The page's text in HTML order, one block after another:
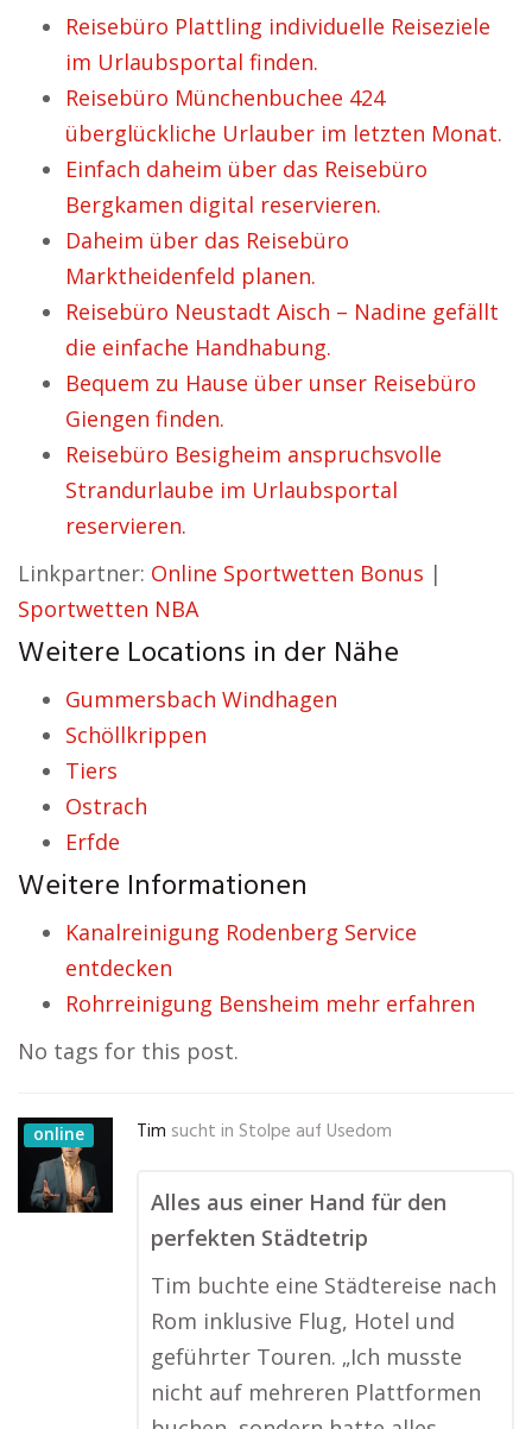
Reisebüro Plattling individuelle Reiseziele
im Urlaubsportal finden.
Reisebüro Münchenbuchee 424
überglückliche Urlauber im letzten Monat.
Einfach daheim über das Reisebüro
Bergkamen digital reservieren.
Daheim über das Reisebüro
Marktheidenfeld planen.
Reisebüro Neustadt Aisch – Nadine gefällt
die einfache Handhabung.
Bequem zu Hause über unser Reisebüro
Giengen finden.
Reisebüro Besigheim anspruchsvolle
Strandurlaube im Urlaubsportal
reservieren.
Linkpartner: Online Sportwetten Bonus |
Sportwetten NBA
Weitere Locations in der Nähe
Gummersbach Windhagen
Schöllkrippen
Tiers
Ostrach
Erfde
Weitere Informationen
Kanalreinigung Rodenberg Service
entdecken
Rohrreinigung Bensheim mehr erfahren
No tags for this post.
online Tim sucht in Stolpe auf Usedom
Alles aus einer Hand für den
perfekten Städtetrip
Tim buchte eine Städtereise nach
Rom inklusive Flug, Hotel und
geführter Touren. „Ich musste
nicht auf mehreren Plattformen